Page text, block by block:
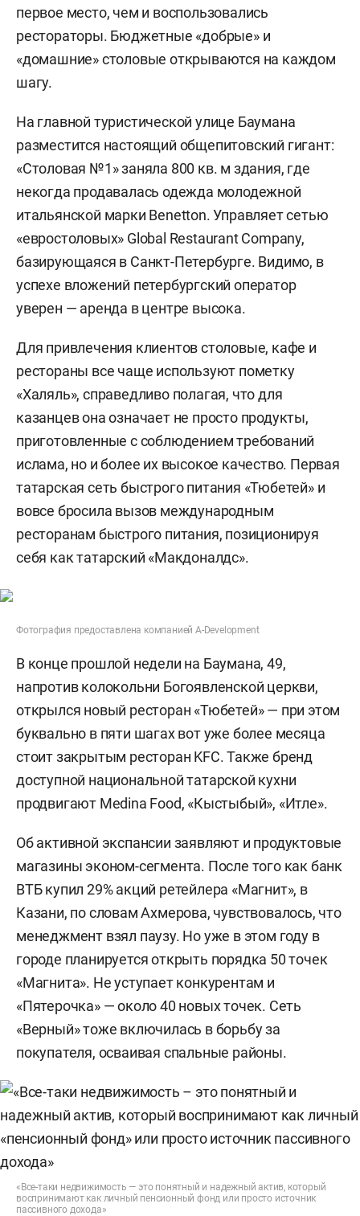
первое место, чем и воспользовались
рестораторы. Бюджетные «добрые» и
«домашние» столовые открываются на каждом
шагу.
На главной туристической улице Баумана
разместится настоящий общепитовский гигант:
«Столовая №1» заняла 800 кв. м здания, где
некогда продавалась одежда молодежной
итальянской марки Benetton. Управляет сетью
«евростоловых» Global Restaurant Company,
базирующаяся в Санкт-Петербурге. Видимо, в
успехе вложений петербургский оператор
уверен — аренда в центре высока.
Для привлечения клиентов столовые, кафе и
рестораны все чаще используют пометку
«Халяль», справедливо полагая, что для
казанцев она означает не просто продукты,
приготовленные с соблюдением требований
ислама, но и более их высокое качество. Первая
татарская сеть быстрого питания «Тюбетей» и
вовсе бросила вызов международным
ресторанам быстрого питания, позиционируя
себя как татарский «Макдоналдс».
Фотография предоставлена компанией A-Development
В конце прошлой недели на Баумана, 49,
напротив колокольни Богоявленской церкви,
открылся новый ресторан «Тюбетей» — при этом
буквально в пяти шагах вот уже более месяца
стоит закрытым ресторан KFC. Также бренд
доступной национальной татарской кухни
продвигают Medina Food, «Кыстыбый», «Итле».
Об активной экспансии заявляют и продуктовые
магазины эконом-сегмента. После того как банк
ВТБ купил 29% акций ретейлера «Магнит», в
Казани, по словам Ахмерова, чувствовалось, что
менеджмент взял паузу. Но уже в этом году в
городе планируется открыть порядка 50 точек
«Магнита». Не уступает конкурентам и
«Пятерочка» — около 40 новых точек. Сеть
«Верный» тоже включилась в борьбу за
покупателя, осваивая спальные районы.
«Все-таки недвижимость — это понятный и надежный актив, который
воспринимают как личный пенсионный фонд или просто источник
пассивного дохода»